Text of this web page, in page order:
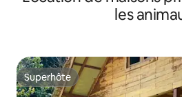
les
Superhôte
Superhôte